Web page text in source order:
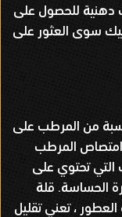
دهنية للحصول على
سوى العثور على
من المرطب على
المرطب
التي تحتوي على
الحساسة. قلة
العطور ، تعني تقليل